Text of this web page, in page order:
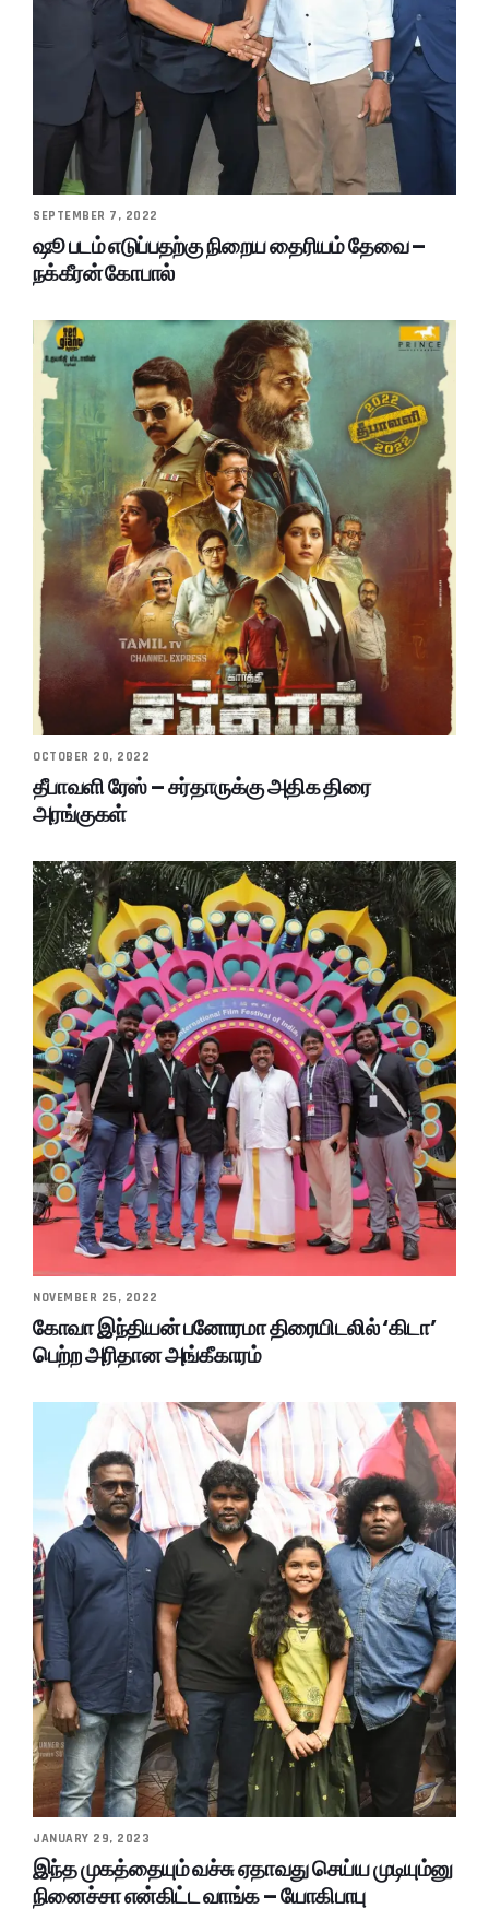
SEPTEMBER 7, 2022
ஷூ படம் எடுப்பதற்கு நிறைய தைரியம் தேவை –
நக்கீரன் கோபால்
OCTOBER 20, 2022
தீபாவளி ரேஸ் – சர்தாருக்கு அதிக திரை
அரங்குகள்
NOVEMBER 25, 2022
கோவா இந்தியன் பனோரமா திரையிடலில் ‘கிடா’
பெற்ற அரிதான அங்கீகாரம்
JANUARY 29, 2023
இந்த முகத்தையும் வச்சு ஏதாவது செய்ய முடியும்னு
நினைச்சா என்கிட்ட வாங்க – யோகிபாபு